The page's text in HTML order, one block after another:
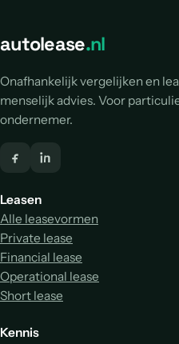
autolease.nl
Onafhankelijk vergelijken en
menselijk advies. Voor
ondernemer.
Leasen
Alle leasevormen
Private lease
Financial lease
Operational lease
Short lease
Kennis